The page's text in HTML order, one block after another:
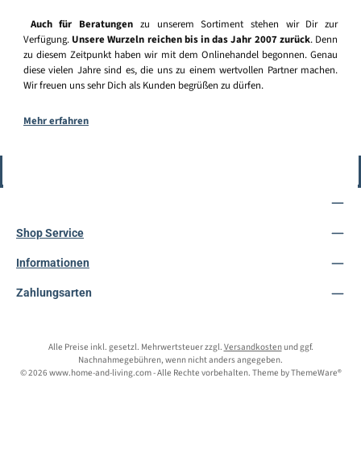
Auch für Beratungen zu unserem Sortiment stehen wir Dir zur
Verfügung. Unsere Wurzeln reichen bis in das Jahr 2007 zurück. Denn
zu diesem Zeitpunkt haben wir mit dem Onlinehandel begonnen. Genau
diese vielen Jahre sind es, die uns zu einem wertvollen Partner machen.
Wir freuen uns sehr Dich als Kunden begrüßen zu dürfen.
Mehr erfahren
Shop Service
Informationen
Zahlungsarten
Alle Preise inkl. gesetzl. Mehrwertsteuer zzgl. Versandkostenund ggf.
Nachnahmegebühren, wenn nicht anders angegeben.
© 2026 www.home-and-living.com - Alle Rechte vorbehalten. Theme byThemeWare®